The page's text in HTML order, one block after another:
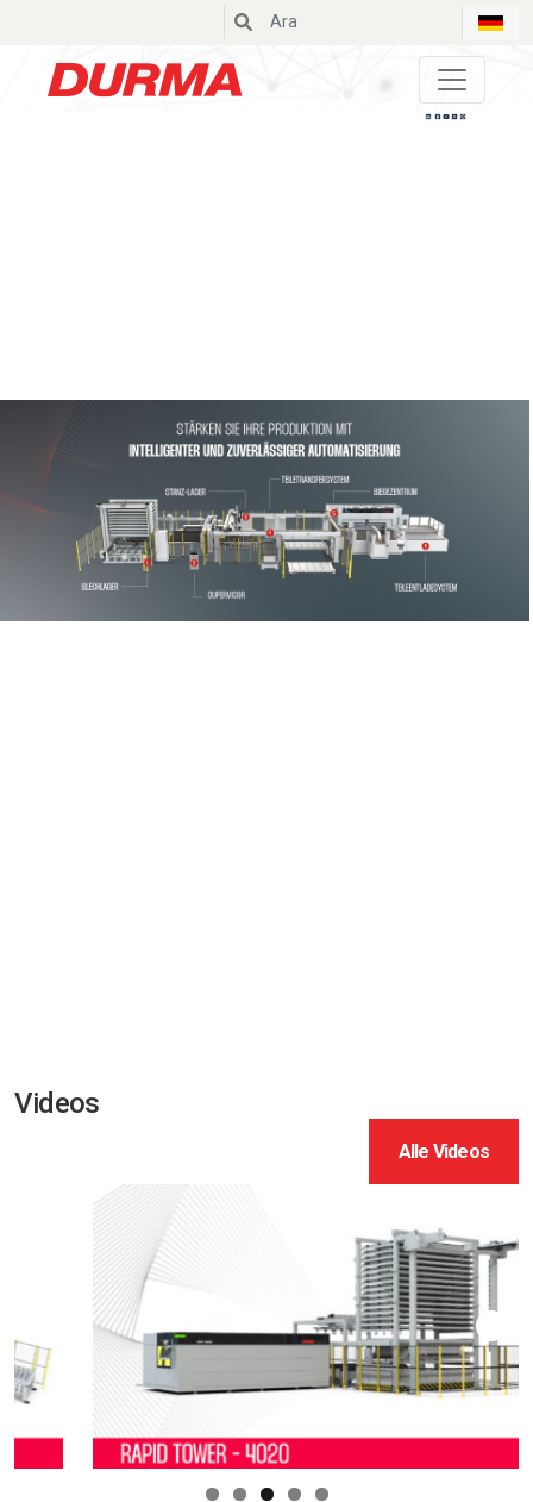
Durmazlar
Videos
Alle Videos